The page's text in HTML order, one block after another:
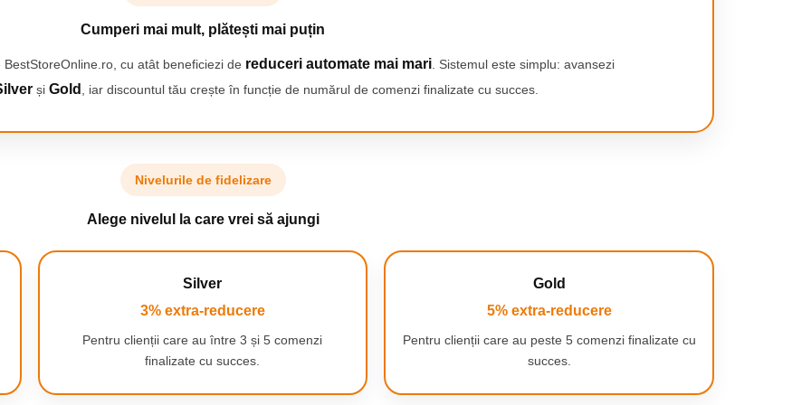
verde in galben, in functie
convenabila de lunga durata
interschimbarea
Cumperi mai mult, plătești mai puțin
cu atât beneficiezi de reduceri automate mai mari . Sistemul este simplu: avansezi
și Gold , iar discountul tău crește în funcție de numărul de comenzi finalizate cu succes.
Nivelurile de fidelizare
Alege nivelul la care vrei să ajungi
Silver
3% extra-reducere
Pentru clienții care au între 3 și 5 comenzi
finalizate cu succes.
Gold
5% extra-reducere
Pentru clienții care au peste 5 comenzi finalizate cu
succes.